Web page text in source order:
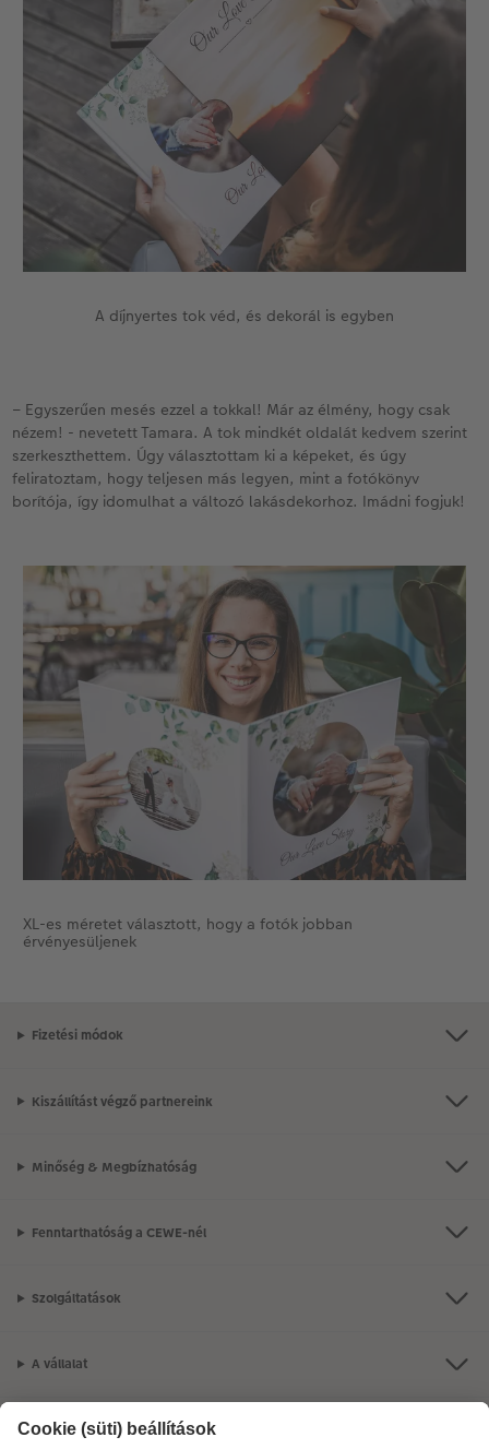
A díjnyertes tok véd, és dekorál is egyben
– Egyszerűen mesés ezzel a tokkal! Már az élmény, hogy csak
nézem! - nevetett Tamara. A tok mindkét oldalát kedvem szerint
szerkeszthettem. Úgy választottam ki a képeket, és úgy
feliratoztam, hogy teljesen más legyen, mint a fotókönyv
borítója, így idomulhat a változó lakásdekorhoz. Imádni fogjuk!
XL-es méretet választott, hogy a fotók jobban
érvényesüljenek
Fizetési módok
Kiszállítást végző partnereink
Minőség & Megbízhatóság
Fenntarthatóság a CEWE-nél
Szolgáltatások
A vállalat
Termékkínálat